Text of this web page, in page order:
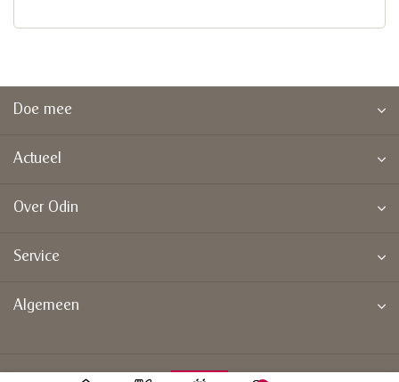
Doe mee
Actueel
Over Odin
Service
Algemeen